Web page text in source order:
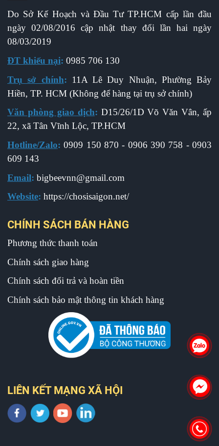
Do Sở Kế Hoạch và Đầu Tư TP.HCM cấp lần đầu
ngày 02/08/2016 cập nhật thay đổi lần hai ngày
08/03/2019
ĐT khiếu nại: 0985 706 130
Trụ sở chính: 11A Lê Duy Nhuận, Phường Bảy
Hiền, TP. HCM (Không để hàng tại trụ sở chính)
Văn phòng giao dịch: D15/26/1D Võ Văn Vân, ấp
22, xã Tân Vĩnh Lộc, TP.HCM
Hotline/Zalo: 0909 150 870 - 0906 390 758 - 0903
609 143
Email: bigbeevnn@gmail.com
Website: https://chosisaigon.net/
CHÍNH SÁCH BÁN HÀNG
Phương thức thanh toán
Chính sách giao hàng
Chính sách đổi trả và hoàn tiền
Chính sách bảo mật thông tin khách hàng
LIÊN KẾT MẠNG XÃ HỘI